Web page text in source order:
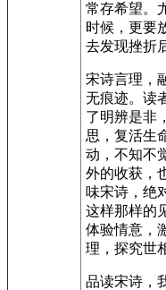
常存希望。
时候，更要
去发现挫折
宋诗言理，
无痕迹。读
了明辨是非
思，复活生
动，不知不
外的收获，
味宋诗，绝
这样那样的
体验情意，
理，探究世
品读宋诗，